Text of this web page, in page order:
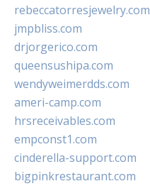
rebeccatorresjewelry.com
jmpbliss.com
drjorgerico.com
queensushipa.com
wendyweimerdds.com
ameri-camp.com
hrsreceivables.com
empconst1.com
cinderella-support.com
bigpinkrestaurant.com